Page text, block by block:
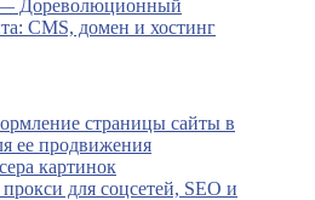
Дореволюционный
CMS, домен и хостинг
страницы сайты в
ее продвижения
картинок
для соцсетей, SEO и